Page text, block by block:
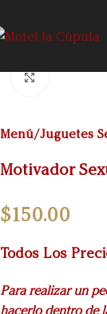
Menú Juguetes
Motivador
$150.00
Todos Los
Para realizar un
hacerlo dentro de